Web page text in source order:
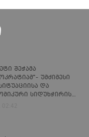
შეჭამა
უმძიმესი
და
სიდუხჭირის
ზრდის